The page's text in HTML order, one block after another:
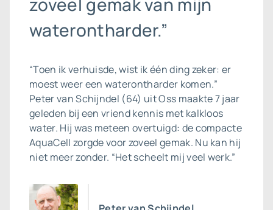
waterontharder.”
“Toen ik verhuisde, wist ik één ding zeker: er
moest weer een waterontharder komen.”
Peter van Schijndel (64) uit Oss maakte 7 jaar
geleden bij een vriend kennis met kalkloos
water. Hij was meteen overtuigd: de compacte
AquaCell zorgde voor zoveel gemak. Nu kan hij
niet meer zonder. “Het scheelt mij veel werk.”